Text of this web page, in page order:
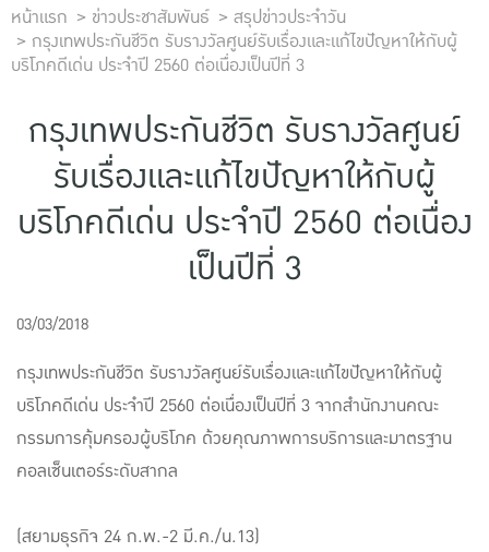
เพื่อสังคมไทย
ติดต่อไทยประกันชีวิต
บทความ
แบบประกันทั้งหมด
แบบประกันที่เหมาะกับช่วงอายุ
เปรียบเทียบแบบประกัน
เลือกแบบประกันที่เหมาะกับคุณ
TL Learning Center
หน้าแรก ข่าวประชาสัมพันธ์
สรุปข่าวประจำวัน
กรุงเทพประกันชีวิต รับรางวัลศูนย์รับเรื่องและแก้ไขปัญหาให้กับผู้
บริโภคดีเด่น ประจำปี 2560 ต่อเนื่องเป็นปีที่ 3
กรุงเทพประกันชีวิต รับรางวัลศูนย์
รับเรื่องและแก้ไขปัญหาให้กับผู้
บริโภคดีเด่น ประจำปี 2560 ต่อเนื่อง
เป็นปีที่ 3
03/03/2018
กรุงเทพประกันชีวิต รับรางวัลศูนย์รับเรื่องและแก้ไขปัญหาให้กับผู้
บริโภคดีเด่น ประจำปี 2560 ต่อเนื่องเป็นปีที่ 3 จากสำนักงานคณะ
กรรมการคุ้มครองผู้บริโภค ด้วยคุณภาพการบริการและมาตรฐาน
คอลเซ็นเตอร์ระดับสากล
(สยามธุรกิจ 24 ก.พ.-2 มี.ค./น.13)